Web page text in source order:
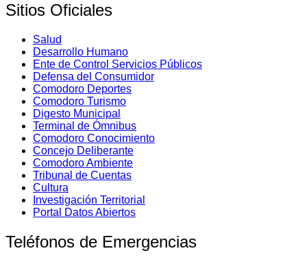
Sitios Oficiales
Salud
Desarrollo Humano
Ente de Control Servicios Públicos
Defensa del Consumidor
Comodoro Deportes
Comodoro Turismo
Digesto Municipal
Terminal de Ómnibus
Comodoro Conocimiento
Concejo Deliberante
Comodoro Ambiente
Tribunal de Cuentas
Cultura
Investigación Territorial
Portal Datos Abiertos
Teléfonos de Emergencias